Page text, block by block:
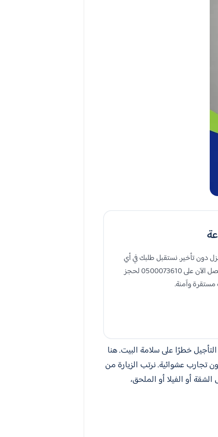
المفاجئة داخل المنزل دون تأخير. نستقبل طلبك في أي
وقت، ونوفر فنيًا يحدد سبب المشكلة، ويفحص التمديدات، والقواطع، والإنارة، ثم ينفذ الإصلاح المناسب بدقة. اتصل الآن على 0500073610 لحجز
وآمنة.
خطرًا على سلامة البيت. هنا
عشوائية. نرتب الزيارة من
أو الفيلا أو الملحق،